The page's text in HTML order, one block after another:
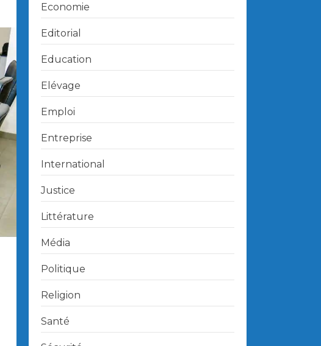
Economie
Editorial
Education
Elévage
Emploi
Entreprise
International
Justice
Littérature
Média
Politique
Religion
Santé